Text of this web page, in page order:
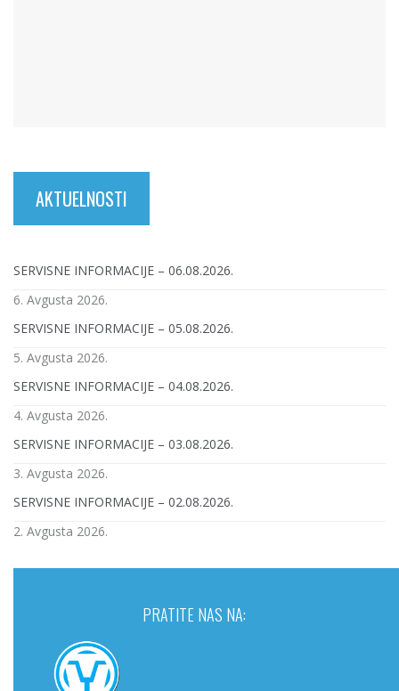
AKTUELNOSTI
SERVISNE INFORMACIJE – 06.08.2026.
6. Avgusta 2026.
SERVISNE INFORMACIJE – 05.08.2026.
5. Avgusta 2026.
SERVISNE INFORMACIJE – 04.08.2026.
4. Avgusta 2026.
SERVISNE INFORMACIJE – 03.08.2026.
3. Avgusta 2026.
SERVISNE INFORMACIJE – 02.08.2026.
2. Avgusta 2026.
PRATITE NAS NA: